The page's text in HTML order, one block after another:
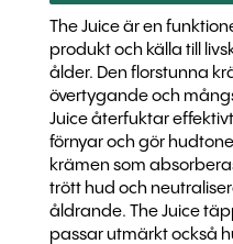
The Juice är en
produkt och källa till
ålder. Den florstunna
övertygande och
Juice återfuktar
förnyar och gör
krämen som
trött hud och
åldrande. The Juice
passar utmärkt också